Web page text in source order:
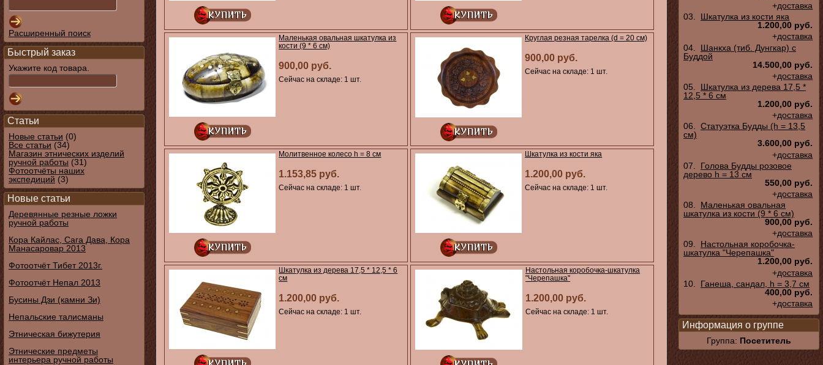
Маленькая овальная шкатулка из
кости (9 * 6 см)
900,00 руб.
Сейчас на складе: 1 шт.
Круглая резная тарелка (d = 20 см)
900,00 руб.
Сейчас на складе: 1 шт.
Молитвенное колесо h = 8 см
1.153,85 руб.
Сейчас на складе: 1 шт.
Шкатулка из кости яка
1.200,00 руб.
Сейчас на складе: 1 шт.
Шкатулка из дерева 17,5 * 12,5 * 6
см
1.200,00 руб.
Сейчас на складе: 1 шт.
Настольная коробочка-шкатулка
"Черепашка"
1.200,00 руб.
Сейчас на складе: 1 шт.
Расширенный поиск
Быстрый заказ
Укажите код товара.
Статьи
Новые статьи (0)
Все статьи (34)
Магазин этнических изделий
ручной работы (31)
Фотоотчёты наших
экспедиций (3)
Новые статьи
Деревянные резные ложки
ручной работы
Кора Кайлас, Сага Дава, Кора
Манасаровар 2013
Фотоотчёт Тибет 2013г.
Фотоотчёт Непал 2013
Бусины Дзи (камни Зи)
Непальские талисманы
Этническая бижутерия
Этнические предметы
интерьера ручной работы
+доставка
03. Шкатулка из кости яка
1.200,00 руб.
+доставка
04. Шанкха (тиб. Дунгкар) с
Буддой
14.500,00 руб.
+доставка
05. Шкатулка из дерева 17,5 *
12,5 * 6 см
1.200,00 руб.
+доставка
06.Статуэтка Будды (h = 13,5
см)
3.600,00 руб.
+доставка
07. Голова Будды розовое
дерево h = 13 см
550,00 руб.
+доставка
08. Маленькая овальная
шкатулка из кости (9 * 6 см)
900,00 руб.
+доставка
09. Настольная коробочка-
шкатулка "Черепашка"
1.200,00 руб.
+доставка
10. Ганеша, сандал, h = 3,7 см
400,00 руб.
+доставка
Информация о группе
Группа: Посетитель